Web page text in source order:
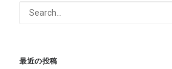
最近の投稿